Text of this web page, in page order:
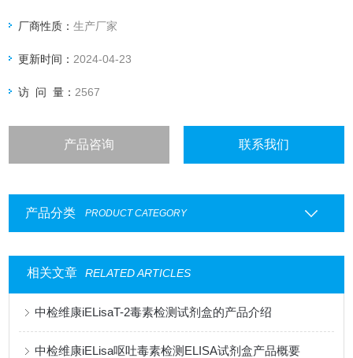
厂商性质：生产厂家
更新时间： 2024-04-23
访 问 量： 2567
产品咨询 联系我们
产品分类 PRODUCT CATEGORY
相关文章 RELATED ARTICLES
中检维康iELisaT-2毒素检测试剂盒的产品介绍
中检维康iELisa呕吐毒素检测ELISA试剂盒产品概要